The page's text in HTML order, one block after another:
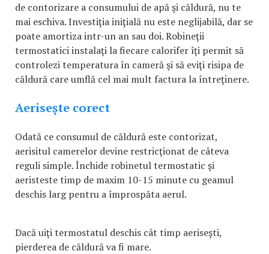
de contorizare a consumului de apă şi căldură, nu te
mai eschiva. Investiţia iniţială nu este neglijabilă, dar se
poate amortiza intr-un an sau doi. Robineţii
termostatici instalaţi la fiecare calorifer îţi permit să
controlezi temperatura în cameră şi să eviţi risipa de
căldură care umflă cel mai mult factura la întreţinere.
Aeriseşte corect
Odată ce consumul de căldură este contorizat,
aerisitul camerelor devine restricţionat de câteva
reguli simple. Închide robinetul termostatic şi
aeristeste timp de maxim 10-15 minute cu geamul
deschis larg pentru a împrospăta aerul.
Dacă uiţi termostatul deschis cât timp aeriseşti,
pierderea de căldură va fi mare.